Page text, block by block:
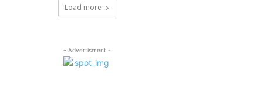
Load more
- Advertisment -